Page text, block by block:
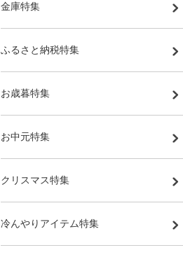
金庫特集
ふるさと納税特集
お歳暮特集
お中元特集
クリスマス特集
冷んやりアイテム特集